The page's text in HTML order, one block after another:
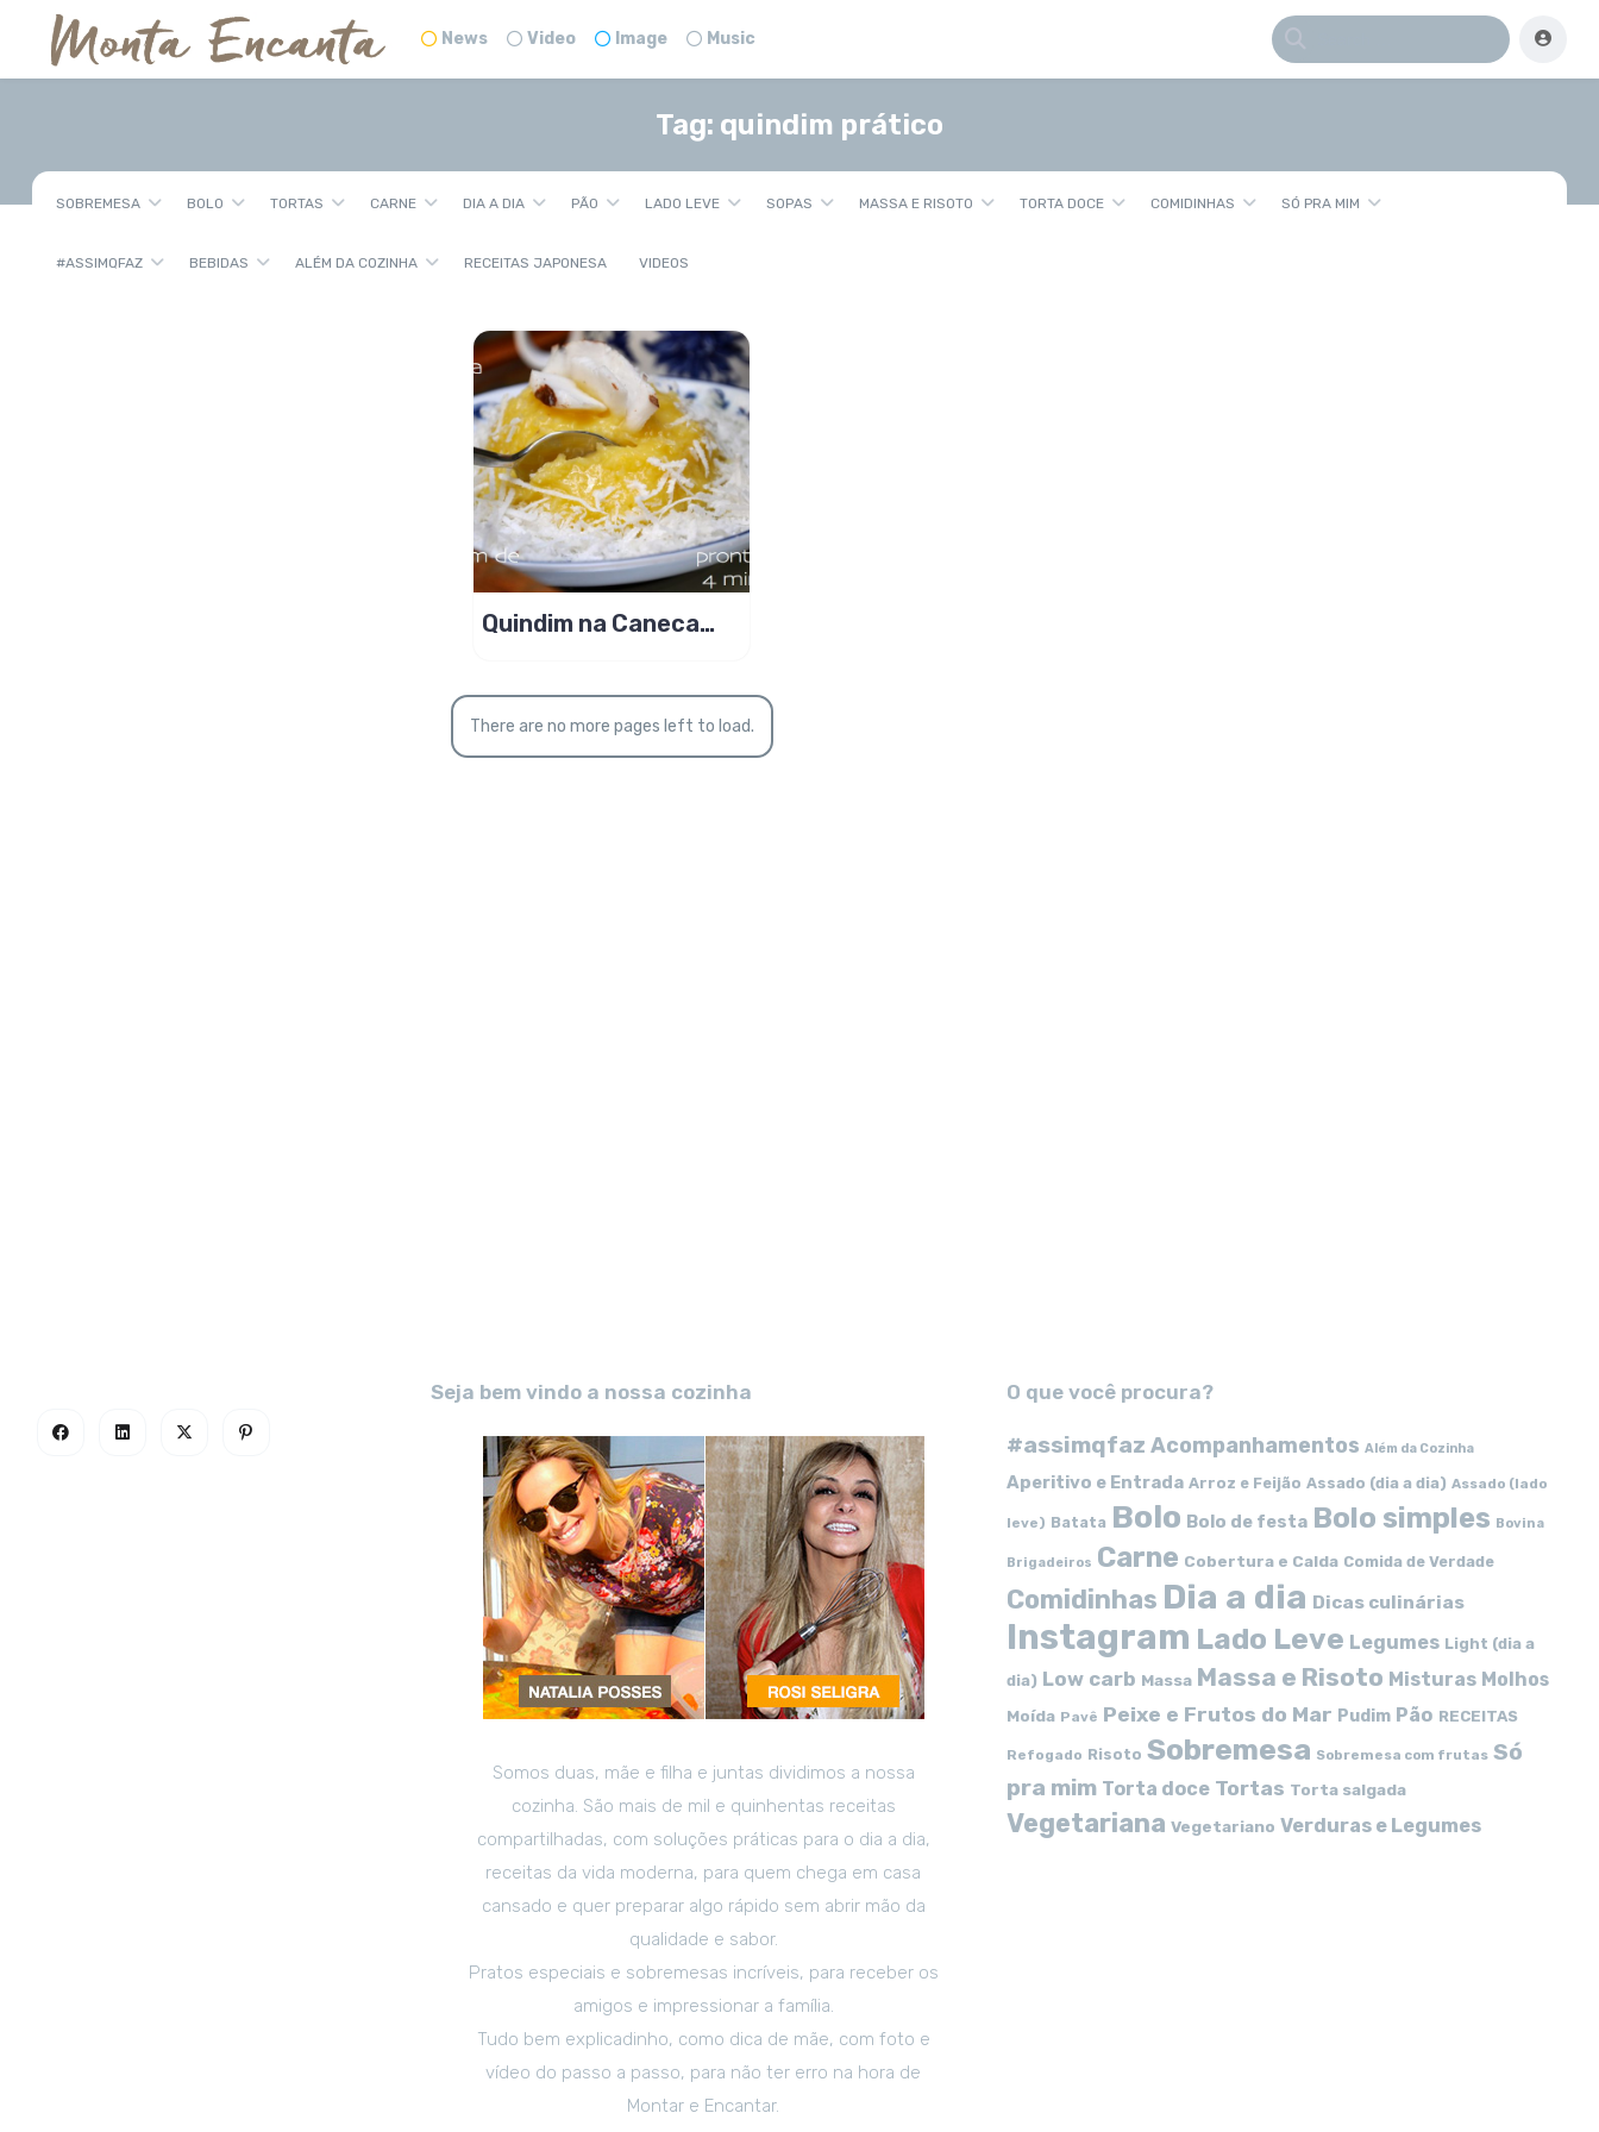
News Video Image Music
Tag: quindim prático
SOBREMESA BOLO TORTAS CARNE DIA A DIA PÃO LADO LEVE SOPAS MASSA E RISOTO TORTA DOCE COMIDINHAS SÓ PRA MIM
#ASSIMQFAZ BEBIDAS ALÉM DA COZINHA RECEITAS JAPONESA VIDEOS
Quindim na Caneca
There are no more pages left to load.
Seja bem vindo a nossa cozinha
Somos duas, mãe e filha e juntas dividimos a nossa
cozinha. São mais de mil e quinhentas receitas
compartilhadas, com soluções práticas para o dia a dia,
receitas da vida moderna, para quem chega em casa
cansado e quer preparar algo rápido sem abrir mão da
qualidade e sabor.
Pratos especiais e sobremesas incríveis, para receber os
amigos e impressionar a família.
Tudo bem explicadinho, como dica de mãe, com foto e
vídeo do passo a passo, para não ter erro na hora de
Montar e Encantar.
O que você procura?
#assimqfaz Acompanhamentos Além da Cozinha
Aperitivo e Entrada Arroz e Feijão Assado (dia a dia) Assado (lado
leve) Batata Bolo Bolo de festa Bolo simples Bovina
Brigadeiros Carne Cobertura e Calda Comida de Verdade
Comidinhas Dia a dia Dicas culinárias
Instagram Lado Leve Legumes Light (dia a
dia) Low carb Massa Massa e Risoto Misturas Molhos
Moída Pavê Peixe e Frutos do Mar Pudim Pão RECEITAS
Refogado Risoto Sobremesa Sobremesa com frutas Só
pra mim Torta doce Tortas Torta salgada
Vegetariana Vegetariano Verduras e Legumes